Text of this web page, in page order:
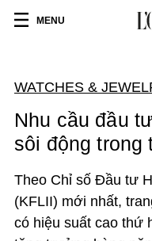
MENU
WATCHES &
Nhu cầu đầu
sôi động trong
Theo Chỉ số Đầu tư
(KFLII) mới nhất,
có hiệu suất cao thứ